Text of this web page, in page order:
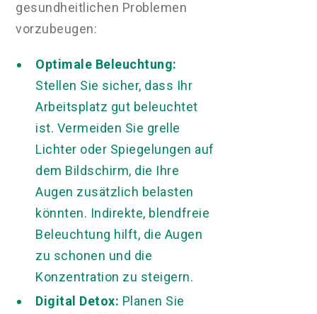
gesundheitlichen Problemen
vorzubeugen:
Optimale Beleuchtung:
Stellen Sie sicher, dass Ihr
Arbeitsplatz gut beleuchtet
ist. Vermeiden Sie grelle
Lichter oder Spiegelungen auf
dem Bildschirm, die Ihre
Augen zusätzlich belasten
könnten. Indirekte, blendfreie
Beleuchtung hilft, die Augen
zu schonen und die
Konzentration zu steigern.
Digital Detox: Planen Sie